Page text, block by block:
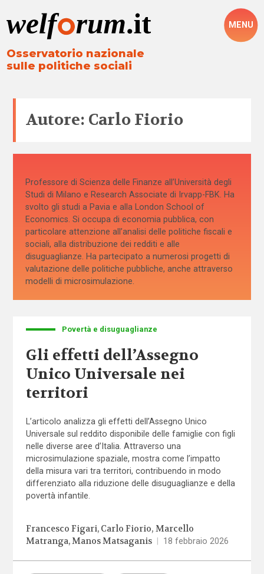
Osservatorio nazionale
sulle politiche sociali
MENU
Autore: Carlo Fiorio
Professore di Scienza delle Finanze all’Università degli
Studi di Milano e Research Associate di Irvapp-FBK. Ha
svolto gli studi a Pavia e alla London School of
Economics. Si occupa di economia pubblica, con
particolare attenzione all’analisi delle politiche fiscali e
sociali, alla distribuzione dei redditi e alle
disuguaglianze. Ha partecipato a numerosi progetti di
valutazione delle politiche pubbliche, anche attraverso
modelli di microsimulazione.
Povertà e disuguaglianze
Gli effetti dell’Assegno
Unico Universale nei
territori
L’articolo analizza gli effetti dell’Assegno Unico
Universale sul reddito disponibile delle famiglie con figli
nelle diverse aree d’Italia. Attraverso una
microsimulazione spaziale, mostra come l’impatto
della misura vari tra territori, contribuendo in modo
differenziato alla riduzione delle disuguaglianze e della
povertà infantile.
Francesco Figari Carlo Fiorio Marcello
Matranga Manos Matsaganis 18 febbraio 2026